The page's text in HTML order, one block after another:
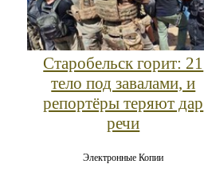
Старобельск горит: 21
тело под завалами, и
репортёры теряют дар
речи
Электронные Копии